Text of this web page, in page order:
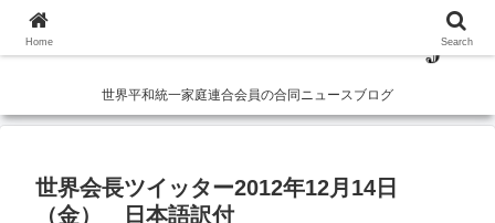
世界平和統一家庭連合会員の合同ニュースブログ
世界会長ツイッター2012年12月14日
（金） 日本語訳付
Home Search